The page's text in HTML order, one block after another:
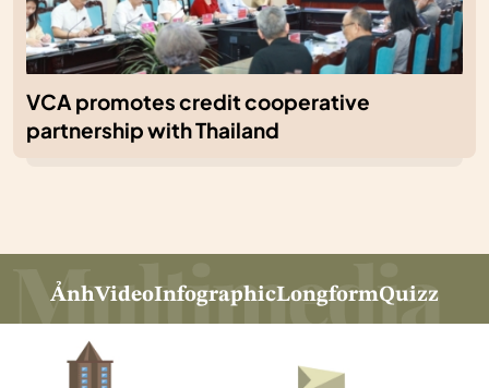
VCA promotes credit cooperative
partnership with Thailand
ẢnhVideoInfographicLongformQuizz